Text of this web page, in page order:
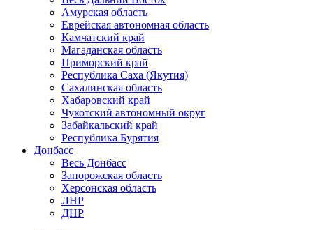
Амурская область
Еврейская автономная область
Камчатский край
Магаданская область
Приморский край
Республика Саха (Якутия)
Сахалинская область
Хабаровский край
Чукотский автономный округ
Забайкальский край
Республика Бурятия
Донбасс
Весь Донбасс
Запорожская область
Херсонская область
ЛНР
ДНР